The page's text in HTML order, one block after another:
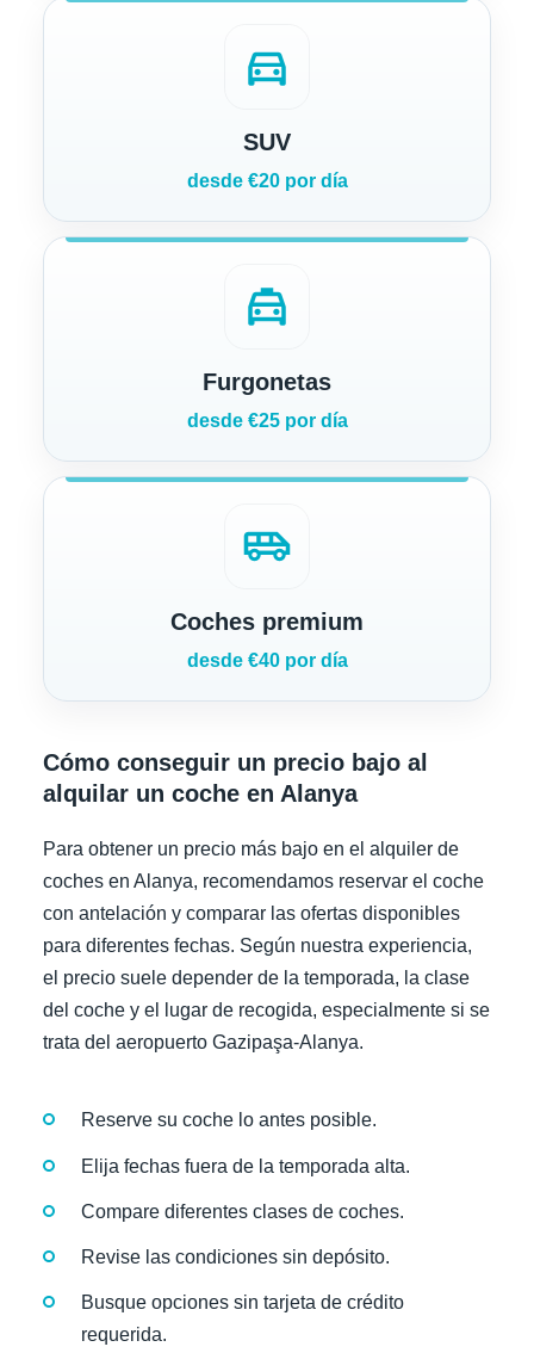
directions_car
SUV
desde €20 por día
local_taxi
Furgonetas
desde €25 por día
airport_shuttle
Coches premium
desde €40 por día
Cómo conseguir un precio bajo al
alquilar un coche en Alanya
Para obtener un precio más bajo en el alquiler de
coches en Alanya, recomendamos reservar el coche
con antelación y comparar las ofertas disponibles
para diferentes fechas. Según nuestra experiencia,
el precio suele depender de la temporada, la clase
del coche y el lugar de recogida, especialmente si se
trata del aeropuerto Gazipaşa-Alanya.
Reserve su coche lo antes posible.
Elija fechas fuera de la temporada alta.
Compare diferentes clases de coches.
Revise las condiciones sin depósito.
Busque opciones sin tarjeta de crédito
requerida.